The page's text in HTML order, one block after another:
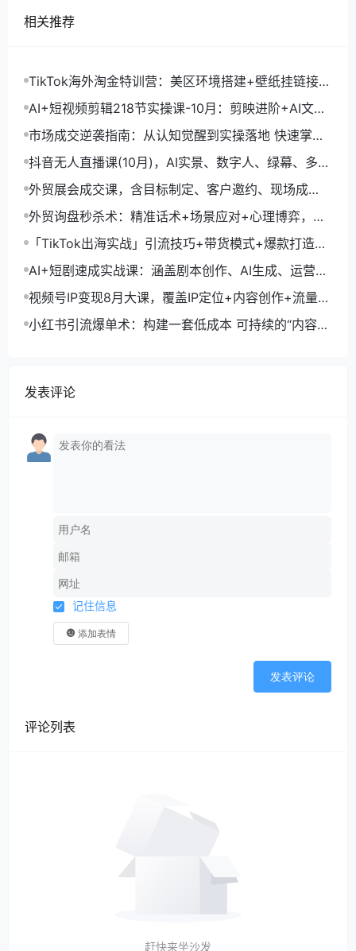
相关推荐
TikTok海外淘金特训营：美区环境搭建+壁纸挂链接
+剪映数字人，月入1.5万
AI+短视频剪辑218节实操课-10月：剪映进阶+AI文案
生成+账号运营，月入2万
市场成交逆袭指南：从认知觉醒到实操落地 快速掌握
市场开拓与成交核心能力
抖音无人直播课(10月)，AI实景、数字人、绿幕、多种
玩法、24小时自动盈利
外贸展会成交课，含目标制定、客户邀约、现场成
交，系统化SOP提升参展ROI
外贸询盘秒杀术：精准话术+场景应对+心理博弈，单
月询盘转化率提升200%
「TikTok出海实战」引流技巧+带货模式+爆款打造，
单月变现10万+秘籍
AI+短剧速成实战课：涵盖剧本创作、AI生成、运营变
现，单部剧收益破万
视频号IP变现8月大课，覆盖IP定位+内容创作+流量获
取+合规运营+商业转化
小红书引流爆单术：构建一套低成本 可持续的“内容-
发表评论
记住信息
添加表情
发表评论
评论列表
赶快来坐沙发